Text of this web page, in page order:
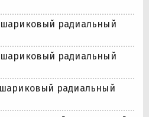
радиальный
радиальный
радиальный